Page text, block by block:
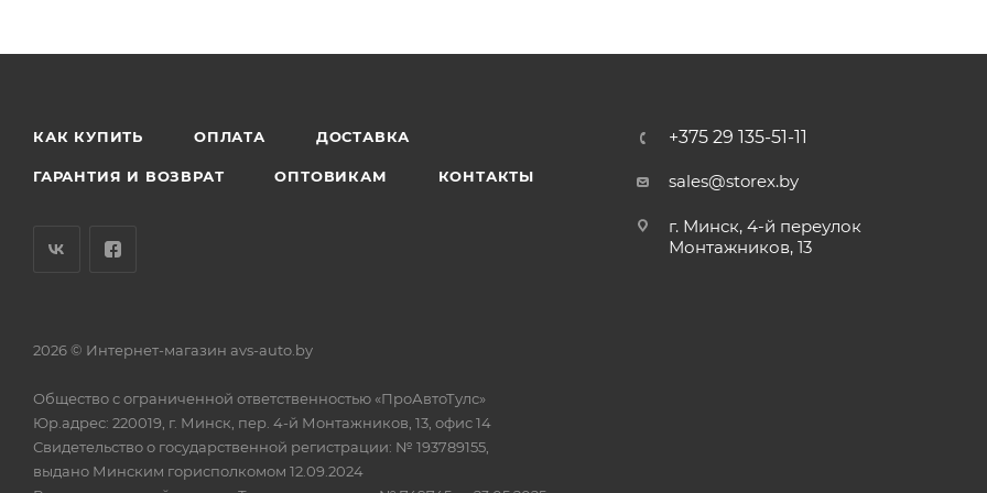
КАК КУПИТЬ ОПЛАТА ДОСТАВКА
ГАРАНТИЯ И ВОЗВРАТ ОПТОВИКАМ КОНТАКТЫ
+375 29 135-51-11
sales@storex.by
г. Минск, 4-й переулок
Монтажников, 13
2026 © Интернет-магазин avs-auto.by
Общество с ограниченной ответственностью «ПроАвтоТулс»
Юр.адрес: 220019, г. Минск, пер. 4-й Монтажников, 13, офис 14
Свидетельство о государственной регистрации: № 193789155,
выдано Минским горисполкомом 12.09.2024